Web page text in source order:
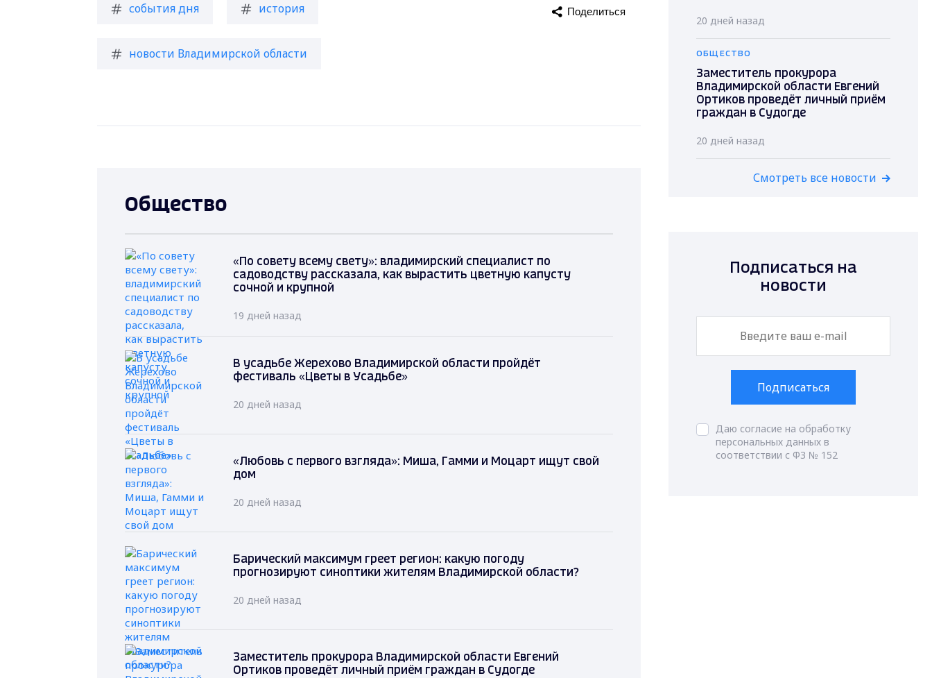
события дня история
новости Владимирской области
Поделиться
Общество
«По совету всему свету»: владимирский специалист по
садоводству рассказала, как вырастить цветную капусту
сочной и крупной
19 дней назад
В усадьбе Жерехово Владимирской области пройдёт
фестиваль «Цветы в Усадьбе»
20 дней назад
«Любовь с первого взгляда»: Миша, Гамми и Моцарт ищут свой
дом
20 дней назад
Барический максимум греет регион: какую погоду
прогнозируют синоптики жителям Владимирской области?
20 дней назад
Заместитель прокурора Владимирской области Евгений
Ортиков проведёт личный приём граждан в Судогде
20 дней назад
ОБЩЕСТВО
Заместитель прокурора
Владимирской области Евгений
Ортиков проведёт личный приём
граждан в Судогде
20 дней назад
Смотреть все новости
Подписаться на
новости
Подписаться
Даю согласие на обработку
персональных данных в
соответствии с ФЗ № 152